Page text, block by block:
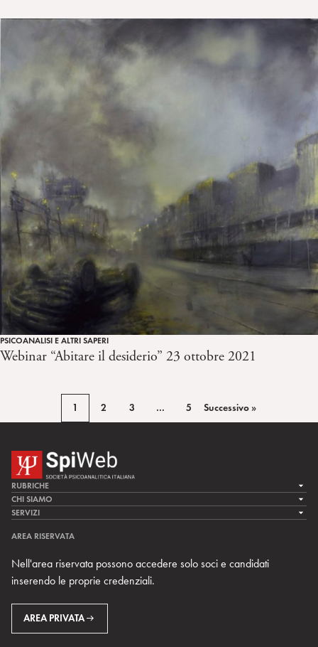
PSICOANALISI E ALTRI SAPERI
Webinar “Abitare il desiderio” 23 ottobre 2021
1 2 3 … 5 Successivo »
RUBRICHE
LA CURA
LA RICERCA
MULTIMEDIA
CHI SIAMO
LA SPI
TEAM DI SPIWEB
CONTATTI
RIVISTE
SERVIZI
ARCHIVIO STORICO
AREA RISERVATA
Nell'area riservata possono accedere solo soci e candidati
inserendo le proprie credenziali.
AREA PRIVATA